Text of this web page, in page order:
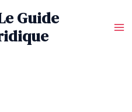
Guide